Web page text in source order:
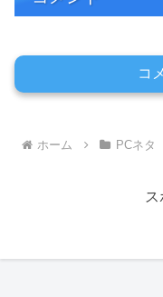
コ
ホーム PCネタ